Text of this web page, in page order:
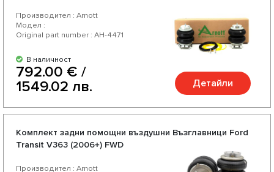
Производител : Arnott
Модел :
Original part number : AH-4471
В наличност
792.00 € /
1549.02 лв.
Детайли
Комплект задни помощни въздушни Възглавници Ford
Transit V363 (2006+) FWD
Производител : Arnott